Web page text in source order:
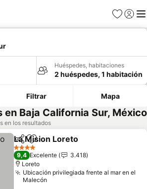
Favoritos
Iniciar
Huéspedes, habitaciones
2 huéspedes, 1 habitación
Filtrar Mapa
Baja California Sur, México
en los resultados
CompartirAñadir a favoritos
La Mision Loreto
4 Estrellas
9,4 Excelente
3.418
Loreto
Ubicación privilegiada frente al mar en el
Malecón